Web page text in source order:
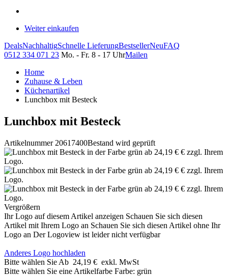
Weiter einkaufen
DealsNachhaltigSchnelle LieferungBestsellerNeuFAQ
0512 334 071 23 Mo. - Fr. 8 - 17 UhrMailen
Home
Zuhause & Leben
Küchenartikel
Lunchbox mit Besteck
Lunchbox mit Besteck
Artikelnummer 20617400Bestand wird geprüft
Vergrößern
Ihr Logo auf diesem Artikel anzeigen Schauen Sie sich diesen
Artikel mit Ihrem Logo an Schauen Sie sich diesen Artikel ohne Ihr
Logo an Der Logoview ist leider nicht verfügbar
Anderes Logo hochladen
Bitte wählen Sie Ab 24,19 € exkl. MwSt
Bitte wählen Sie eine Artikelfarbe Farbe: grün